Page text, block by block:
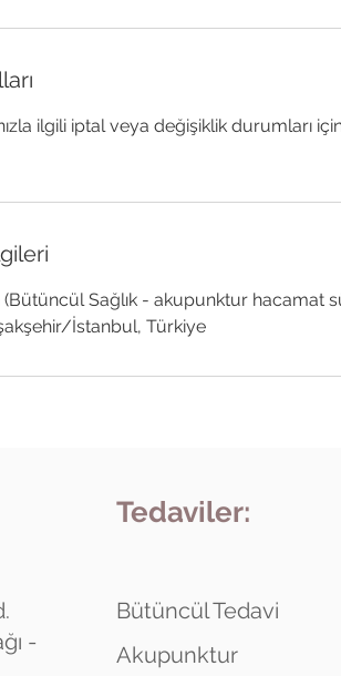
ilgili iptal veya değişiklik durumları
Sağlık - akupunktur hacamat
İstanbul, Türkiye
-
Tedaviler:
Bütüncül Tedavi
Akupunktur